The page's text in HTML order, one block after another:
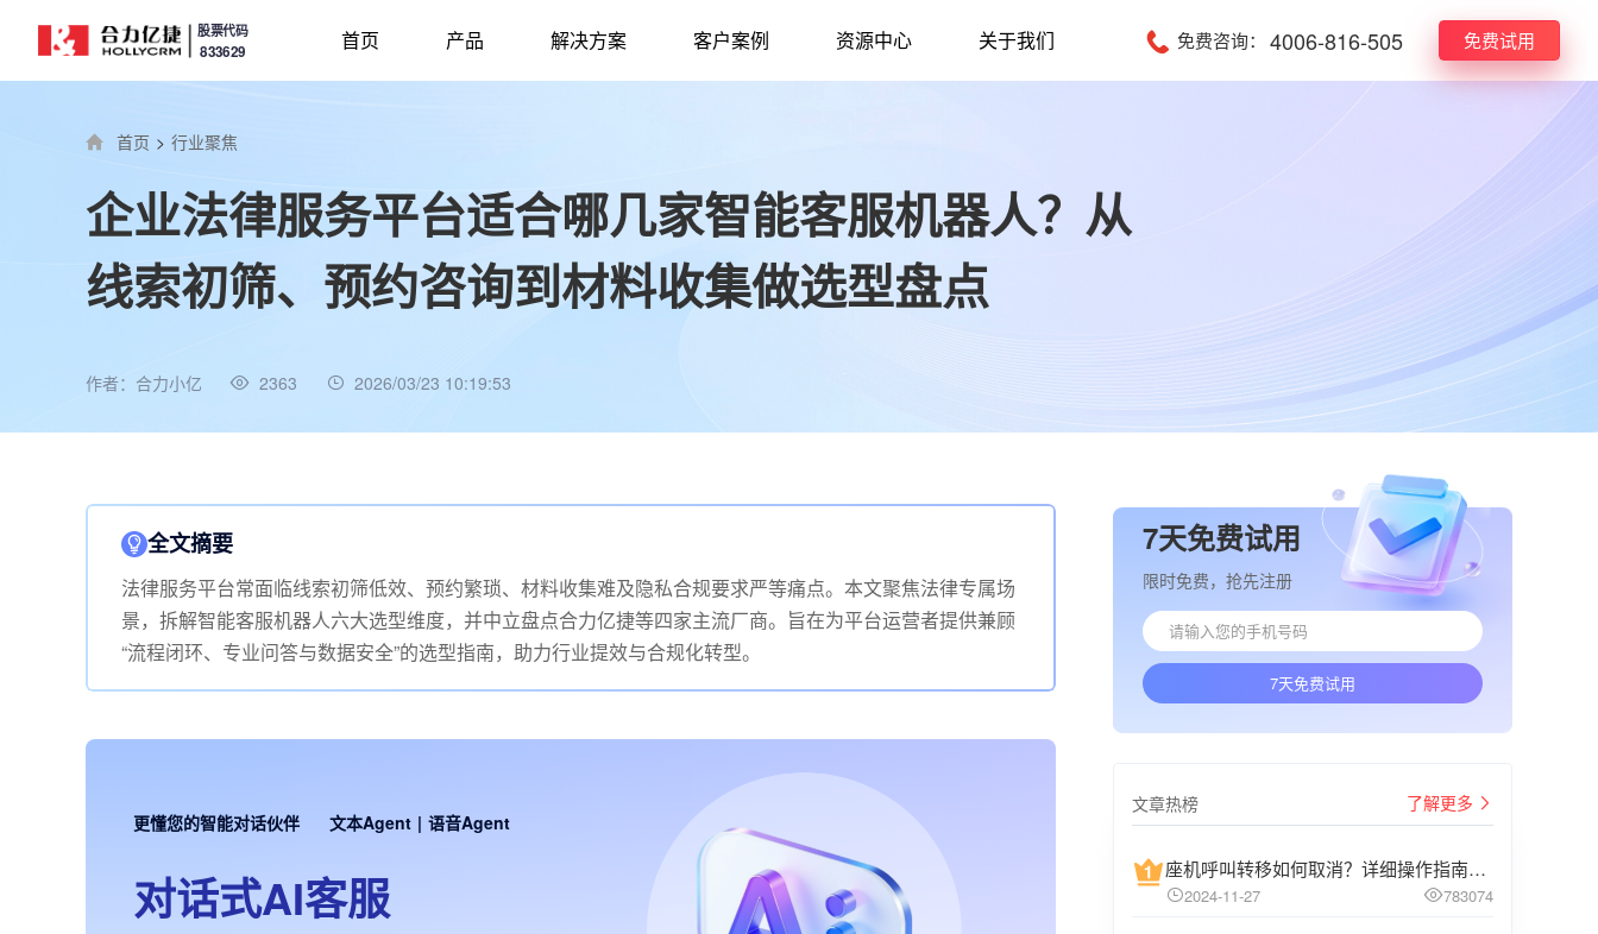
股票代码
833629 首页 产品 解决方案 客户案例 资源中心 关于我们 免费咨询： 4006-816-505 免费试用
首页 > 行业聚焦
企业法律服务平台适合哪几家智能客服机器人？从
线索初筛、预约咨询到材料收集做选型盘点
作者：合力小亿 2363 2026/03/23 10:19:53
全文摘要
法律服务平台常面临线索初筛低效、预约繁琐、材料收集难及隐私合规要求严等痛点。本文聚焦法律专属场
景，拆解智能客服机器人六大选型维度，并中立盘点合力亿捷等四家主流厂商。旨在为平台运营者提供兼顾
“流程闭环、专业问答与数据安全”的选型指南，助力行业提效与合规化转型。
更懂您的智能对话伙伴 文本Agent | 语音Agent
对话式AI客服
7天免费试用
限时免费，抢先注册
7天免费试用
文章热榜 了解更多
座机呼叫转移如何取消？详细操作指南介绍
2024-11-27 783074